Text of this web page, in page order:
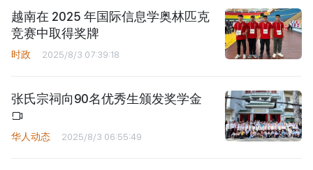
越南在 2025 年国际信息学奥林匹克
竞赛中取得奖牌
时政 2025/8/3 07:39:18
张氏宗祠向90名优秀生颁发奖学金
华人动态 2025/8/3 06:55:49